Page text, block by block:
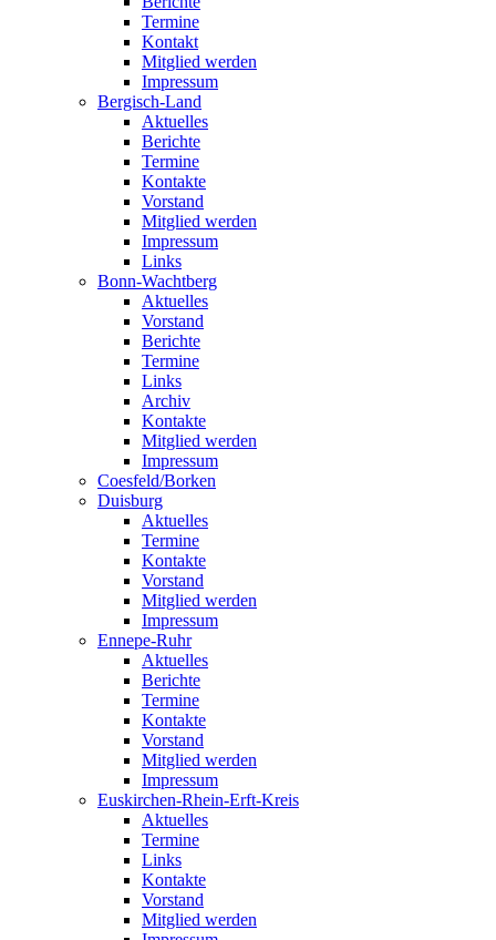
Termine
Kontakt
Mitglied werden
Impressum
Bergisch-Land
Aktuelles
Berichte
Termine
Kontakte
Vorstand
Mitglied werden
Impressum
Links
Bonn-Wachtberg
Aktuelles
Vorstand
Berichte
Termine
Links
Archiv
Kontakte
Mitglied werden
Impressum
Coesfeld/Borken
Duisburg
Aktuelles
Termine
Kontakte
Vorstand
Mitglied werden
Impressum
Ennepe-Ruhr
Aktuelles
Berichte
Termine
Kontakte
Vorstand
Mitglied werden
Impressum
Euskirchen-Rhein-Erft-Kreis
Aktuelles
Termine
Links
Kontakte
Vorstand
Mitglied werden